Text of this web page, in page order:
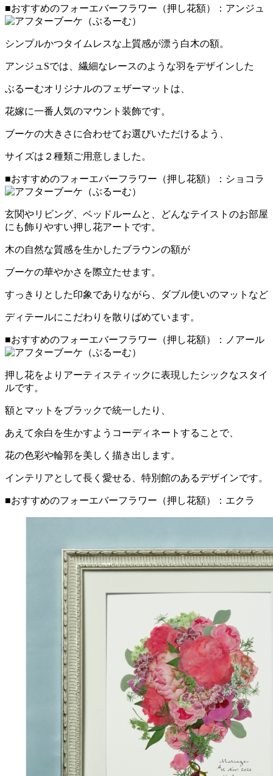
■おすすめのフォーエバーフラワー（押し花額）：アンジュ
シンプルかつタイムレスな上質感が漂う白木の額。
アンジュSでは、繊細なレースのような羽をデザインした
ぶるーむオリジナルのフェザーマットは、
花嫁に一番人気のマウント装飾です。
ブーケの大きさに合わせてお選びいただけるよう、
サイズは２種類ご用意しました。
■おすすめのフォーエバーフラワー（押し花額）：ショコラ
玄関やリビング、ベッドルームと、どんなテイストのお部屋
にも飾りやすい押し花アートです。
木の自然な質感を生かしたブラウンの額が
ブーケの華やかさを際立たせます。
すっきりとした印象でありながら、ダブル使いのマットなど
ディテールにこだわりを散りばめています。
■おすすめのフォーエバーフラワー（押し花額）：ノアール
押し花をよりアーティスティックに表現したシックなスタイ
ルです。
額とマットをブラックで統一したり、
あえて余白を生かすようコーディネートすることで、
花の色彩や輪郭を美しく描き出します。
インテリアとして長く愛せる、特別館のあるデザインです。
■おすすめのフォーエバーフラワー（押し花額）：エクラ